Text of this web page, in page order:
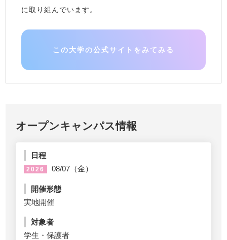
に取り組んでいます。
この大学の公式サイトをみてみる
オープンキャンパス情報
日程
2026 08/07（金）
開催形態
実地開催
対象者
学生・保護者